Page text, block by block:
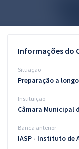
Conteúdo gratuito
Blog
Informações do
Situação
Preparação a
Instituição
Câmara Municipal
Banca anterior
IASP - Instituto de